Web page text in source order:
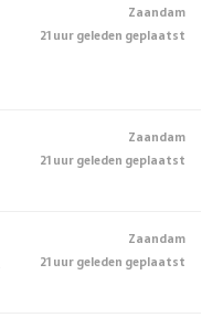
Zaandam
21 uur geleden geplaatst
Zaandam
21 uur geleden geplaatst
Zaandam
21 uur geleden geplaatst